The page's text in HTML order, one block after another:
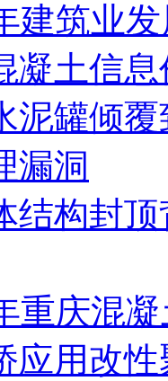
建筑业
凝土信
泥罐倾
漏洞
结构封
重庆混
应用改